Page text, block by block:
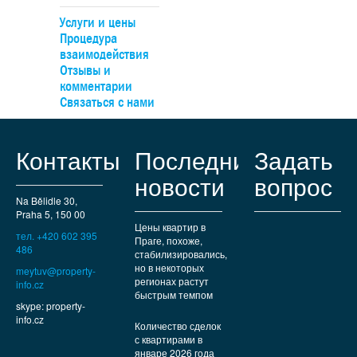
Услуги и цены
Процедура
взаимодействия
Отзывы и
комментарии
Связаться с нами
Контакты
Na Bělidle 30,
Praha 5, 150 00
тел. +420 602 395
486
meytuv@property-
info.cz
skype: property-
info.cz
Последние
новости
Цены квартир в
Праге, похоже,
стабилизировались,
но в некоторых
регионах растут
быстрым темпом
Количество сделок
с квартирами в
январе 2026 года
Задать
вопрос